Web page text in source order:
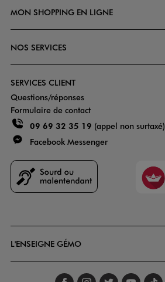
MON SHOPPING EN LIGNE
NOS SERVICES
SERVICES CLIENT
Questions/réponses
Formulaire de contact
09 69 32 35 19 (appel non surtaxé)
Facebook Messenger
Faciliti
L'ENSEIGNE GÉMO